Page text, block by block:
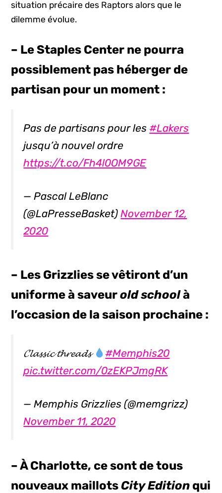
situation précaire des Raptors alors que le
dilemme évolue.
– Le Staples Center ne pourra
possiblement pas héberger de
partisan pour un moment :
Pas de partisans pour les #Lakers
jusqu’à nouvel ordre
https://t.co/Fh4l0OM9GE
— Pascal LeBlanc
(@LaPresseBasket)November 12,
2020
– Les Grizzlies se vêtiront d’un
uniforme à saveurold schoolà
l’occasion de la saison prochaine :
𝓒𝓵𝓪𝓼𝓼𝓲𝓬 𝓽𝓱𝓻𝓮𝓪𝓭𝓼
#Memphis20
pic.twitter.com/0zEKPJmgRK
— Memphis Grizzlies (@memgrizz)
November 11, 2020
– À Charlotte, ce sont de tous
nouveaux maillots City Edition qui